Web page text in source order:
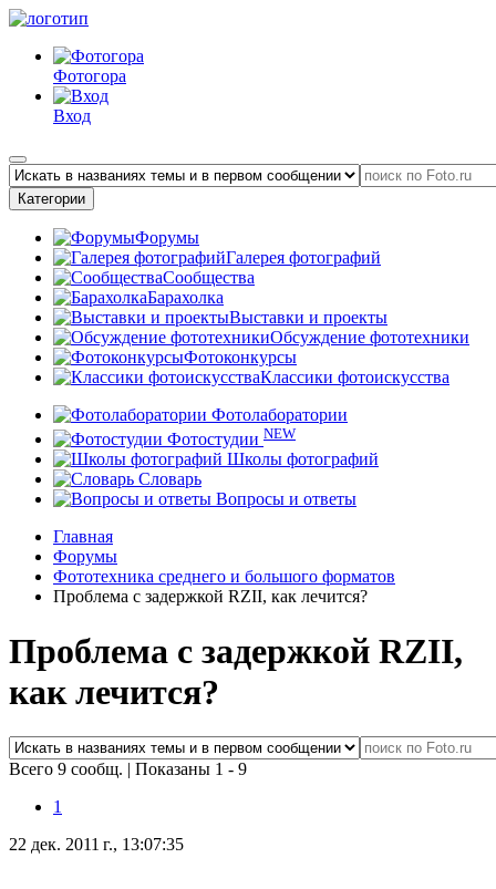
Фотогора
Вход
Категории
Форумы
Галерея фотографий
Сообщества
Барахолка
Выставки и проекты
Обсуждение фототехники
Фотоконкурсы
Классики фотоискусства
Фотолаборатории
Фотостудии NEW
Школы фотографий
Словарь
Вопросы и ответы
Главная
Форумы
Фототехника среднего и большого форматов
Проблема с задержкой RZII, как лечится?
Проблема с задержкой RZII,
как лечится?
Всего 9 сообщ. | Показаны 1 - 9
1
22 дек. 2011 г., 13:07:35